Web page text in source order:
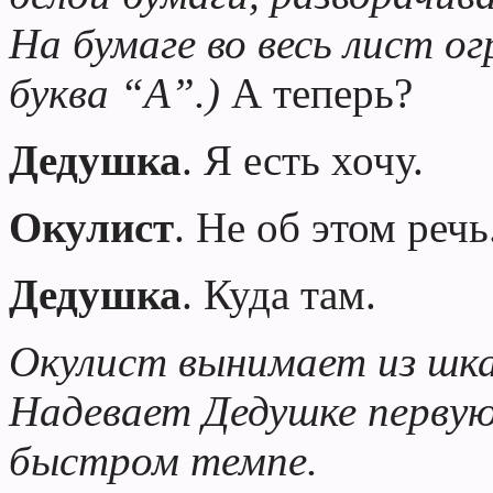
На бумаге во весь лист
буква “А”.) А теперь?
Дедушка. Я есть хочу.
Окулист. Не об этом
Дедушка. Куда там.
Окулист вынимает из
Надевает Дедушке
быстром темпе.